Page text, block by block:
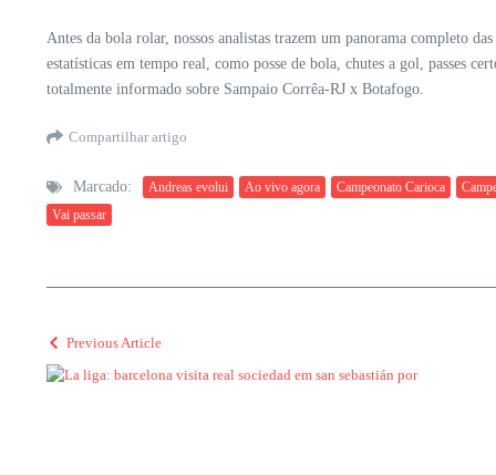
Antes da bola rolar, nossos analistas trazem um panorama completo
estatísticas em tempo real, como posse de bola, chutes a gol, passes
totalmente informado sobre Sampaio Corrêa-RJ x Botafogo.
Compartilhar artigo
Marcado: Andreas evolui Ao vivo agora Campeonato Carioca
Vai passar
Previous Article